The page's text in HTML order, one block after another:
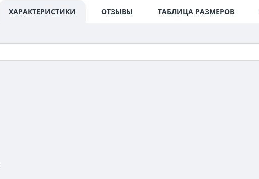
ХАРАКТЕРИСТИКИ ОТЗЫВЫ ТАБЛИЦА РАЗМЕРОВ